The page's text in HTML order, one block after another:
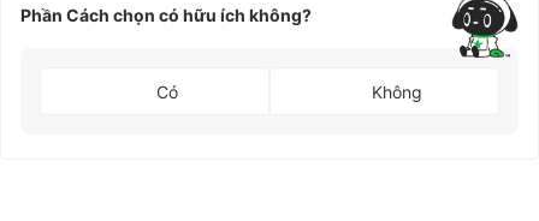
Phần Cách chọn có hữu ích không?
Có Không